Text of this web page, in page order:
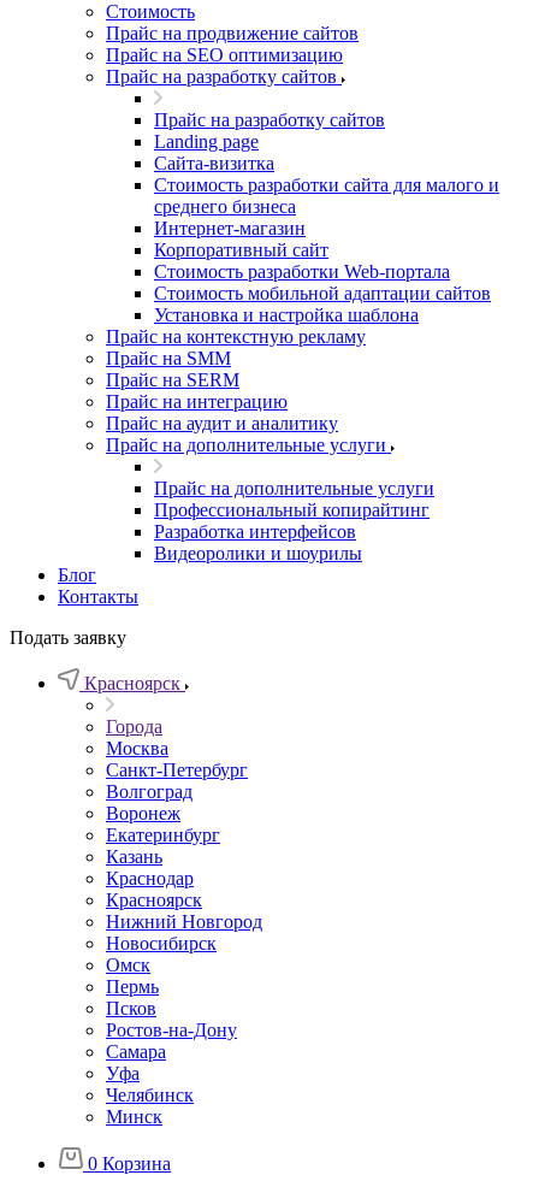
Стоимость
Прайс на продвижение сайтов
Прайс на SEO оптимизацию
Прайс на разработку сайтов
Прайс на разработку сайтов
Landing page
Cайта-визитка
Стоимость разработки сайта для малого и
среднего бизнеса
Интернет-магазин
Корпоративный сайт
Стоимость разработки Web-портала
Стоимость мобильной адаптации сайтов
Установка и настройка шаблона
Прайс на контекстную рекламу
Прайс на SMM
Прайс на SERM
Прайс на интеграцию
Прайс на аудит и аналитику
Прайс на дополнительные услуги
Прайс на дополнительные услуги
Профессиональный копирайтинг
Разработка интерфейсов
Видеоролики и шоурилы
Блог
Контакты
Подать заявку
Красноярск
Города
Москва
Санкт-Петербург
Волгоград
Воронеж
Екатеринбург
Казань
Краснодар
Красноярск
Нижний Новгород
Новосибирск
Омск
Пермь
Псков
Ростов-на-Дону
Самара
Уфа
Челябинск
Минск
0 Корзина